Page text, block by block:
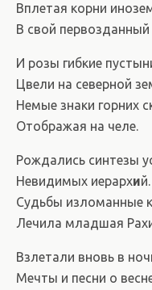
Вплетая корни
В свой первозданный
И розы гибкие
Цвели на северной
Немые знаки горних
Отображая на челе.
Рождались синтезы
Невидимых иерархий.
Судьбы изломанные
Лечила младшая
Взлетали вновь в
Мечты и песни о